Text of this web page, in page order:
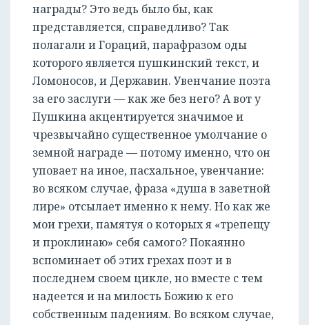
награды? Это ведь было бы, как
представляется, справедливо? Так
полагали и Гораций, парафразом оды
которого является пушкинский текст, и
Ломоносов, и Державин. Увенчание поэта
за его заслуги — как же без него? А вот у
Пушкина акцентируется значимое и
чрезвычайно существенное умолчание о
земной награде — потому именно, что он
уповает на иное, пасхальное, увенчание:
во всяком случае, фраза «душа в заветной
лире» отсылает именно к нему. Но как же
мои грехи, памятуя о которых я «трепещу
и проклинаю» себя самого? Покаянно
вспоминает об этих грехах поэт и в
последнем своем цикле, но вместе с тем
надеется и на милость Божию к его
собственным падениям. Во всяком случае,